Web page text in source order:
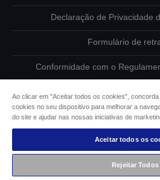
Declaração de Privacidade
Formulário de
Conformidade com o
Informações sobre
Compromisso da Epson para
Copyright © 2026
Ao clicar em "Aceitar todos os cookies",
cookies no seu dispositivo para melhorar a
do site e ajudar nas nossas iniciativas de
Aceitar todos os
Rejeitar Todos